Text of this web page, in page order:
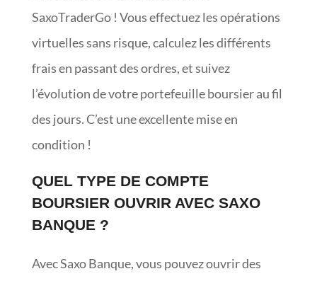
SaxoTraderGo ! Vous effectuez les opérations
virtuelles sans risque, calculez les différents
frais en passant des ordres, et suivez
l’évolution de votre portefeuille boursier au fil
des jours. C’est une excellente mise en
condition !
QUEL TYPE DE COMPTE
BOURSIER OUVRIR AVEC SAXO
BANQUE ?
Avec Saxo Banque, vous pouvez ouvrir des